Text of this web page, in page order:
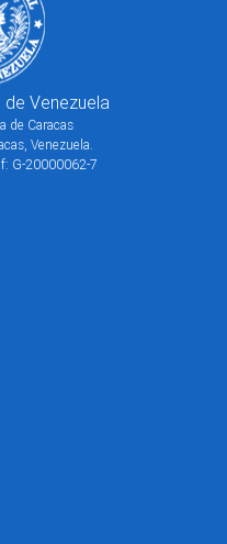
de Venezuela
de Caracas
Venezuela.
G-20000062-7